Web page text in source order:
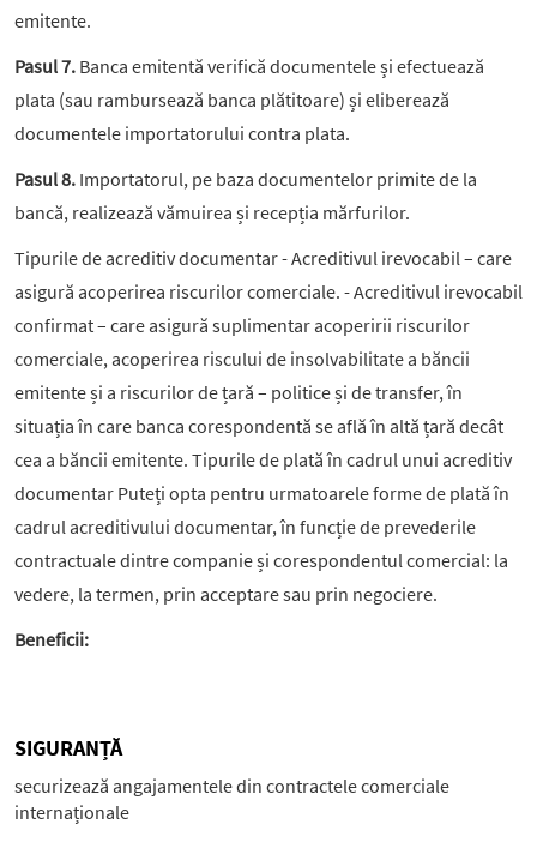
emitente.
Pasul 7. Banca emitentă verifică documentele și efectuează
plata (sau rambursează banca plătitoare) și eliberează
documentele importatorului contra plata.
Pasul 8. Importatorul, pe baza documentelor primite de la
bancă, realizează vămuirea și recepția mărfurilor.
Tipurile de acreditiv documentar - Acreditivul irevocabil – care
asigură acoperirea riscurilor comerciale. - Acreditivul irevocabil
confirmat – care asigură suplimentar acoperirii riscurilor
comerciale, acoperirea riscului de insolvabilitate a băncii
emitente și a riscurilor de țară – politice și de transfer, în
situația în care banca corespondentă se află în altă țară decât
cea a băncii emitente. ​Tipurile de plată în cadrul unui acreditiv
documentar Puteți opta pentru urmatoarele forme de plată în
cadrul acreditivului documentar, în funcție de prevederile
contractuale dintre companie și corespondentul comercial: la
vedere, la termen, prin acceptare sau prin negociere.
Beneficii:
SIGURANȚĂ
securizează angajamentele din contractele comerciale
internaționale